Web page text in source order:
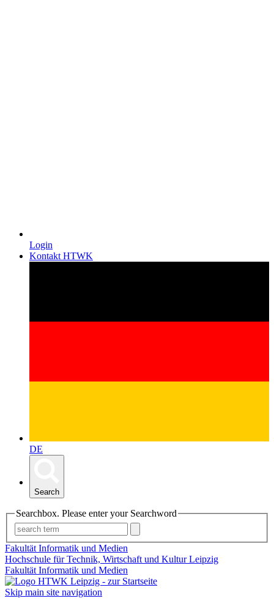
Login
Kontakt HTWK
DE
Search
Searchbox. Please enter your Searchword
Fakultät Informatik und Medien
Hochschule für Technik, Wirtschaft und Kultur Leipzig
Fakultät Informatik und Medien
Skip main site navigation